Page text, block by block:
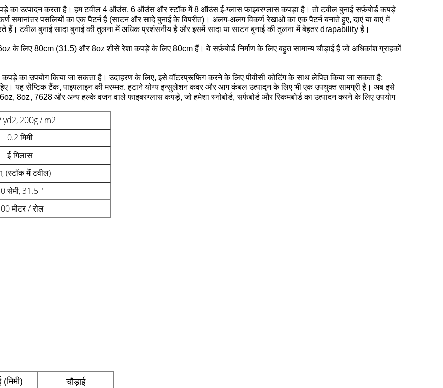
का उत्पादन करता है। हम टवील 4 ऑउंस, 6 ऑउंस और स्टॉक में 8 ऑउंस ई-ग्लास फाइबरग्लास कपड़ा है। तो टवील बुनाई सर्फ़बोर्ड कपड़े
समानांतर पसलियों का एक पैटर्न है (साटन और सादे बुनाई के विपरीत)। अलग-अलग विकर्ण रेखाओं का एक पैटर्न बनाते हुए, दाएं या बाएं में
हैं। टवील बुनाई सादा बुनाई की तुलना में अधिक प्रशंसनीय है और इसमें सादा या साटन बुनाई की तुलना में बेहतर drapability है।
के लिए 80cm (31.5) और 8oz शीसे रेशा कपड़े के लिए 80cm हैं। वे सर्फ़बोर्ड निर्माण के लिए बहुत सामान्य चौड़ाई हैं जो अधिकांश ग्राहकों
कपड़े का उपयोग किया जा सकता है। उदाहरण के लिए, इसे वॉटरप्रूफिंग करने के लिए पीवीसी कोटिंग के साथ लेपित किया जा सकता है;
यह सेप्टिक टैंक, पाइपलाइन की मरम्मत, हटाने योग्य इन्सुलेशन कवर और आग कंबल उत्पादन के लिए भी एक उपयुक्त सामग्री है। अब इसे
8oz, 7628 और अन्य हल्के वजन वाले फाइबरग्लास कपड़े, जो हमेशा स्नोबोर्ड, सर्फबोर्ड और स्किमबोर्ड का उत्पादन करने के लिए उपयोग
yd2, 200g / m2
0.2 मिमी
ई-गिलास
(स्टॉक में टवील)
सेमी, 31.5 "
मीटर / रोल
(मिमी) चौड़ाई